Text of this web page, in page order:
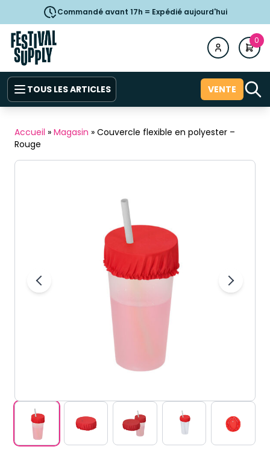
Commandé avant 17h = Expédié aujourd'hui
0
TOUS LES ARTICLES VENTE
Accueil » Magasin » Couvercle flexible en polyester –
Rouge